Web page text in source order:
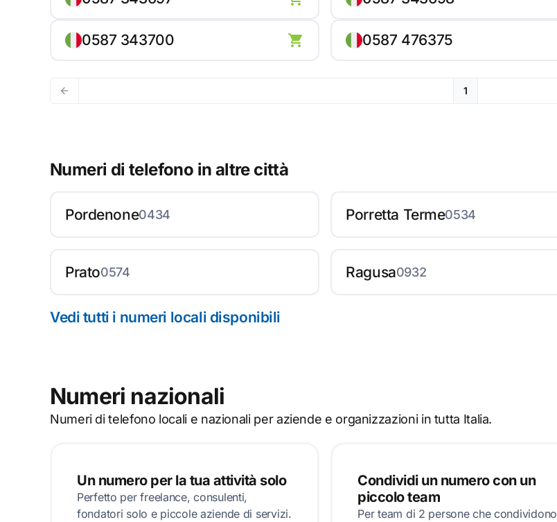
0587 343700 0587 476375
1
Numeri di telefono in altre città
Pordenone0434 Porretta Terme0534
Prato0574 Ragusa0932
Vedi tutti i numeri locali disponibili
Numeri nazionali
Numeri di telefono locali e nazionali per aziende e organizzazioni in tutta Italia.
Un numero per la tua attività solo
Perfetto per freelance, consulenti,
fondatori solo e piccole aziende di servizi.
Condividi un numero con un
piccolo team
Per team di 2 persone che condividono